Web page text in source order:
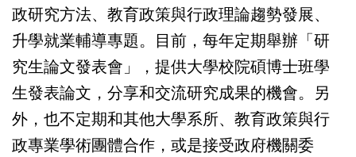
政研究方法、教育政策與行政理論趨勢發展、
升學就業輔導專題。目前，每年定期舉辦「研
究生論文發表會」，提供大學校院碩博士班學
生發表論文，分享和交流研究成果的機會。另
外，也不定期和其他大學系所、教育政策與行
政專業學術團體合作，或是接受政府機關委